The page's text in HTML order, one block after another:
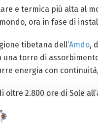
e termica più alta al
ora in fase di
tibetana dell’Amdo,
torre di
energia con
oltre 2.800 ore di Sole
trasformare la luce
di CO
ogni 12 mesi.